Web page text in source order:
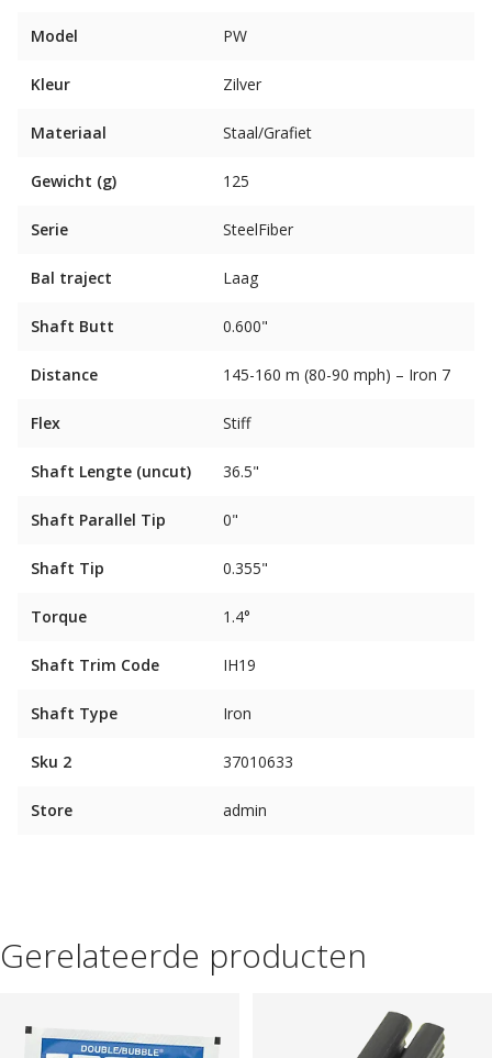
Model PW
Kleur Zilver
Materiaal Staal/Grafiet
Gewicht (g) 125
Serie SteelFiber
Bal traject Laag
Shaft Butt 0.600"
Distance 145-160 m (80-90 mph) – Iron 7
Flex Stiff
Shaft Lengte (uncut) 36.5"
Shaft Parallel Tip 0"
Shaft Tip 0.355"
Torque 1.4°
Shaft Trim Code IH19
Shaft Type Iron
Sku 2 37010633
Store admin
Gerelateerde producten